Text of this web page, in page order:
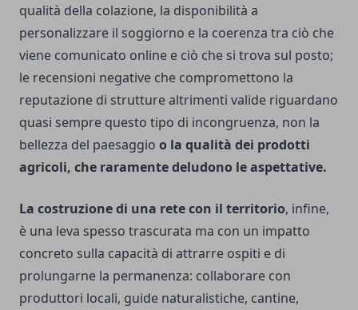
qualità della colazione, la disponibilità a
personalizzare il soggiorno e la coerenza tra ciò che
viene comunicato online e ciò che si trova sul posto;
le recensioni negative che compromettono la
reputazione di strutture altrimenti valide riguardano
quasi sempre questo tipo di incongruenza, non la
bellezza del paesaggio o la qualità dei prodotti
agricoli, che raramente deludono le aspettative.
La costruzione di una rete con il territorio, infine,
è una leva spesso trascurata ma con un impatto
concreto sulla capacità di attrarre ospiti e di
prolungarne la permanenza: collaborare con
produttori locali, guide naturalistiche, cantine,